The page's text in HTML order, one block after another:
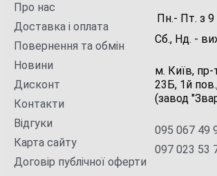
Про нас
Доставка і оплата
Повернення та обмін
Новини
Дисконт
Контакти
Відгуки
Карта сайту
Договір публічної оферти
Пн.- Пт. з 9
Сб., Нд. -
м. Київ,
23Б, 1й
(завод
095 067 49
097 023 53